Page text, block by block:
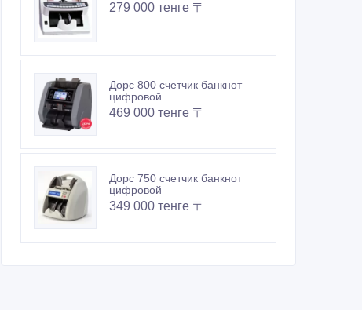
279 000 тенге 〒
Дорс 800 счетчик банкнот
цифровой
469 000 тенге 〒
Дорс 750 счетчик банкнот
цифровой
349 000 тенге 〒